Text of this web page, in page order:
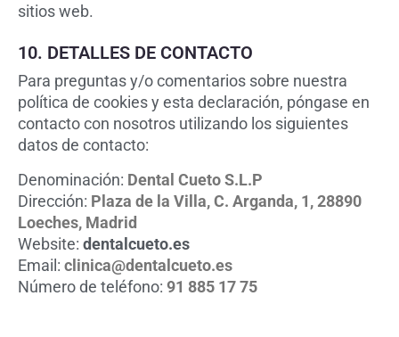
sitios web.
10. DETALLES DE CONTACTO
Para preguntas y/o comentarios sobre nuestra
política de cookies y esta declaración, póngase en
contacto con nosotros utilizando los siguientes
datos de contacto:
Denominación: Dental Cueto S.L.P
Dirección: Plaza de la Villa, C. Arganda, 1, 28890
Loeches, Madrid
Website: dentalcueto.es
Email: clinica@dentalcueto.es
Número de teléfono: 91 885 17 75